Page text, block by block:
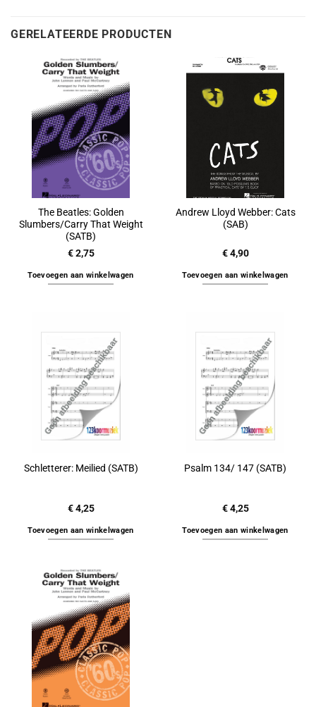
GERELATEERDE PRODUCTEN
The Beatles: Golden
Slumbers/Carry That Weight
(SATB)
€2,75
Toevoegen aan winkelwagen
Andrew Lloyd Webber: Cats
(SAB)
€4,90
Toevoegen aan winkelwagen
Schletterer: Meilied (SATB)
€4,25
Toevoegen aan winkelwagen
Psalm 134/ 147 (SATB)
€4,25
Toevoegen aan winkelwagen